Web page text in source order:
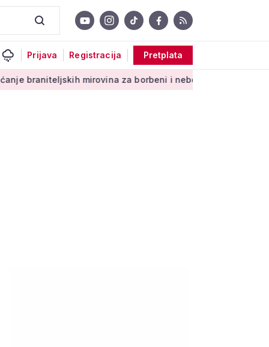
Prijava Registracija Pretplata
mirovina za borbeni i neborbeni sektor od početka 2027.